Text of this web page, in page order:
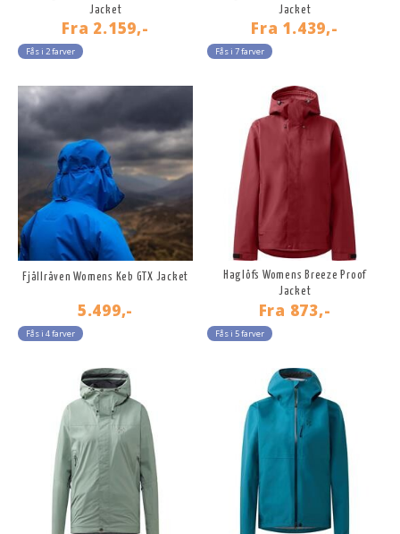
Jacket
Fra 2.159,-
Fås i 2 farver
Jacket
Fra 1.439,-
Fås i 7 farver
Fjällräven Womens Keb GTX Jacket
5.499,-
Fås i 4 farver
Haglöfs Womens Breeze Proof
Jacket
Fra 873,-
Fås i 5 farver